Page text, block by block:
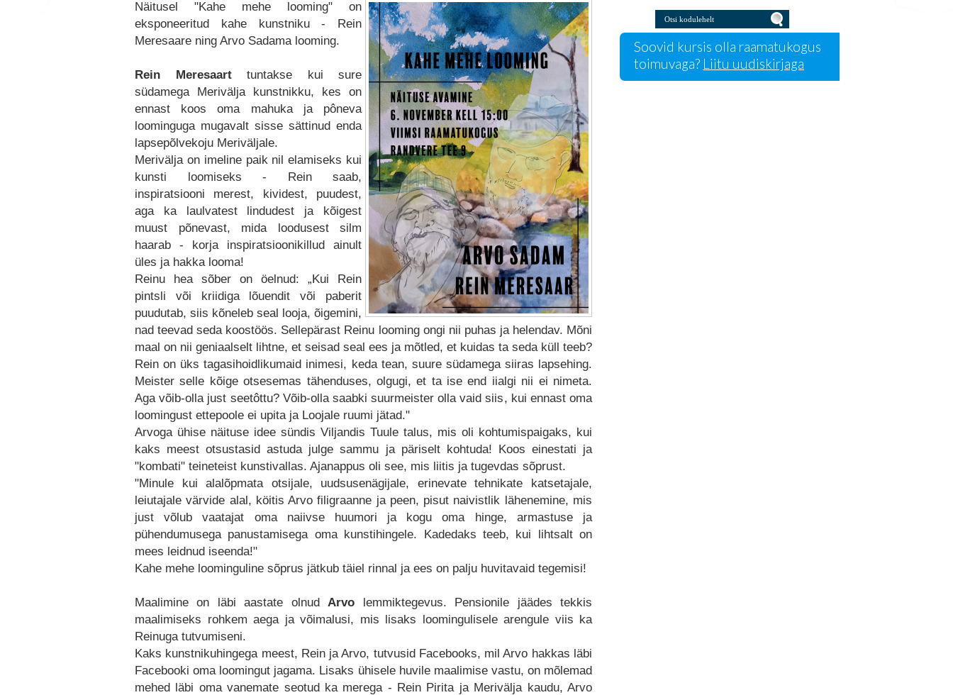
Näitusel "Kahe mehe looming" on
eksponeeritud kahe kunstniku - Rein
Meresaare ning Arvo Sadama looming.
Rein Meresaarttuntakse kui sure
südamega Merivälja kunstnikku, kes on
ennast koos oma mahuka ja pôneva
loominguga mugavalt sisse sättinud enda
lapsepõlvekoju Meriväljale.
Merivälja on imeline paik nil elamiseks kui
kunsti loomiseks - Rein saab,
inspiratsiooni merest, kividest, puudest,
aga ka laulvatest lindudest ja kõigest
muust põnevast, mida loodusest silm
haarab - korja inspiratsioonikillud ainult
üles ja hakka looma!
Reinu hea sõber on öelnud: „Kui Rein
pintsli või kriidiga lõuendit või paberit
puudutab, siis kõneleb seal looja, õigemini,
nad teevad seda koostöös. Sellepärast Reinu looming ongi nii puhas ja helendav. Mõni
maal on nii geniaalselt lihtne, et seisad seal ees ja mõtled, et kuidas ta seda küll teeb?
Rein on üks tagasihoidlikumaid inimesi, keda tean, suure südamega siiras lapsehing.
Meister selle kõige otsesemas tähenduses, olgugi, et ta ise end iialgi nii ei nimeta.
Aga võib-olla just seetôttu? Võib-olla saabki suurmeister olla vaid siis, kui ennast oma
loomingust ettepoole ei upita ja Loojale ruumi jätad."
Arvoga ühise näituse idee sündis Viljandis Tuule talus, mis oli kohtumispaigaks, kui
kaks meest otsustasid astuda julge sammu ja päriselt kohtuda! Koos einestati ja
"kombati" teineteist kunstivallas. Ajanappus oli see, mis liitis ja tugevdas sõprust.
"Minule kui alalõpmata otsijale, uudsusenägijale, erinevate tehnikate katsetajale,
leiutajale värvide alal, köitis Arvo filigraanne ja peen, pisut naivistlik lähenemine, mis
just võlub vaatajat oma naiivse huumori ja kogu oma hinge, armastuse ja
pühendumusega panustamisega oma kunstihingele. Kadedaks teeb, kui lihtsalt on
mees leidnud iseenda!"
Kahe mehe loominguline sõprus jätkub täiel rinnal ja ees on palju huvitavaid tegemisi!
Maalimine on läbi aastate olnud Arvo lemmiktegevus. Pensionile jäädes tekkis
maalimiseks rohkem aega ja võimalusi, mis lisaks loomingulisele arengule viis ka
Reinuga tutvumiseni.
Kaks kunstnikuhingega meest, Rein ja Arvo, tutvusid Facebooks, mil Arvo hakkas läbi
Facebooki oma loomingut jagama. Lisaks ühisele huvile maalimise vastu, on mõlemad
mehed läbi oma vanemate seotud ka merega - Rein Pirita ja Merivälja kaudu, Arvo
Otsi kodulehelt
Soovid kursis olla raamatukogus
toimuvaga? Liitu uudiskirjaga